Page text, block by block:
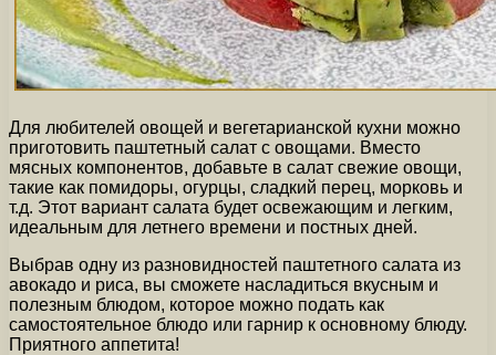
Для любителей овощей и вегетарианской кухни можно
приготовить паштетный салат с овощами. Вместо
мясных компонентов, добавьте в салат свежие овощи,
такие как помидоры, огурцы, сладкий перец, морковь и
т.д. Этот вариант салата будет освежающим и легким,
идеальным для летнего времени и постных дней.
Выбрав одну из разновидностей паштетного салата из
авокадо и риса, вы сможете насладиться вкусным и
полезным блюдом, которое можно подать как
самостоятельное блюдо или гарнир к основному блюду.
Приятного аппетита!